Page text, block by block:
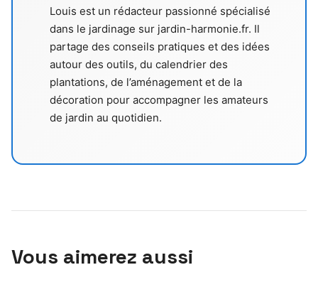
Louis est un rédacteur passionné spécialisé
dans le jardinage sur jardin-harmonie.fr. Il
partage des conseils pratiques et des idées
autour des outils, du calendrier des
plantations, de l’aménagement et de la
décoration pour accompagner les amateurs
de jardin au quotidien.
Vous aimerez aussi